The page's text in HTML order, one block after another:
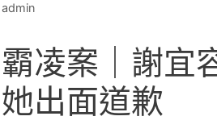
admin
凌案｜謝
出面道歉